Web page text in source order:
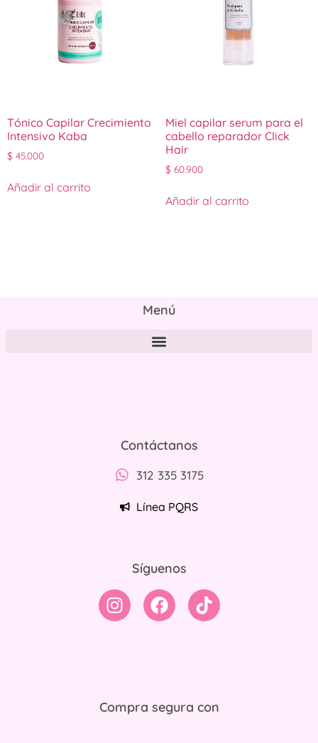
Tónico Capilar Crecimiento
Intensivo Kaba
$ 45.000
Añadir al carrito
Miel capilar serum para el
cabello reparador Click
Hair
$ 60.900
Añadir al carrito
Menú
Contáctanos
312 335 3175
Línea PQRS
Síguenos
Compra segura con